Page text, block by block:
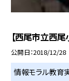
【西尾市立西
公開日 2018/12/28
情報モラル教育